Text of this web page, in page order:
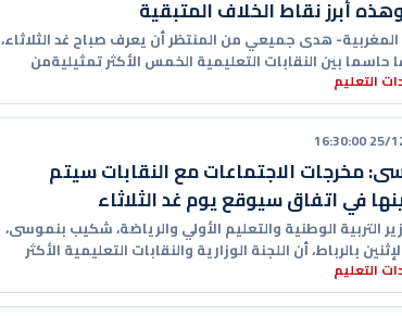
أبرز نقاط الخلاف المتبقية
المغربية- هدى جميعي من المنتظر أن يعرف صباح غد الثلاثاء،
حاسما بين النقابات التعليمية الخمس الأكثر تمثيليةمن
التعليم
25/12/
مخرجات الاجتماعات مع النقابات سيتم
في اتفاق سيوقع يوم غد الثلاثاء
التربية الوطنية والتعليم الأولي والرياضة، شكيب بنموسى،
بالرباط، أن اللجنة الوزارية والنقابات التعليمية الأكثر
توصلتا
التعليم